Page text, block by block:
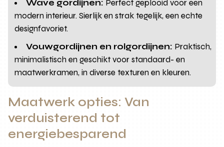
Wave gordijnen: Perfect geplooid voor een
modern interieur. Sierlijk en strak tegelijk, een echte
designfavoriet.
Vouwgordijnen en rolgordijnen: Praktisch,
minimalistisch en geschikt voor standaard- en
maatwerkramen, in diverse texturen en kleuren.
Maatwerk opties: Van
verduisterend tot
energiebesparend